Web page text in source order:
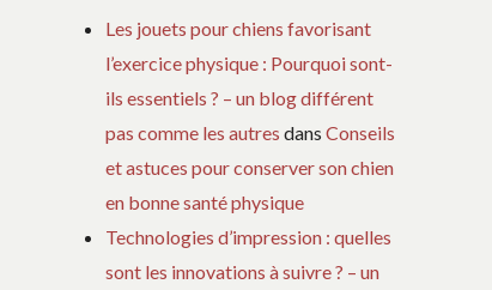
Les jouets pour chiens favorisant
l’exercice physique : Pourquoi sont-
ils essentiels ? – un blog différent
pas comme les autres dansConseils
et astuces pour conserver son chien
en bonne santé physique
Technologies d’impression : quelles
sont les innovations à suivre ? – un